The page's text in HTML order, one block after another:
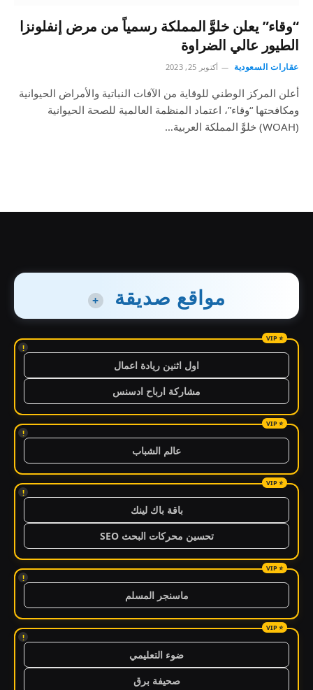
“وقاء” يعلن خلوَّ المملكة رسمياً من مرض إنفلونزا
الطيور عالي الضراوة
عقارات السعودية أكتوبر 25, 2023
أعلن المركز الوطني للوقاية من الآفات النباتية والأمراض الحيوانية
ومكافحتها “وقاء”، اعتماد المنظمة العالمية للصحة الحيوانية
(WOAH) خلوَّ المملكة العربية…
مواقع صديقة +
!
اول اثنين ريادة اعمال
مشاركة ارباح ادسنس
!
عالم الشباب
!
باقة باك لينك
تحسين محركات البحث SEO
!
ماسنجر المسلم
!
ضوء التعليمي
صحيفة برق